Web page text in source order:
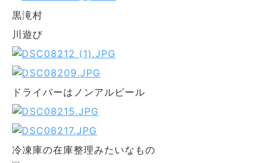
黒滝村
川遊び
ドライバーはノンアルビール
冷凍庫の在庫整理みたいなもの